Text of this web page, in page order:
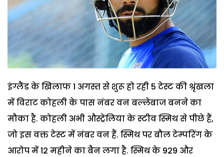
इंग्लैंड के खिलाफ 1 अगस्त से शुरू हो रही 5 टेस्ट की श्रृंखला
में विराट कोहली के पास नंबर वन बल्लेबाज बनने का
मौका है. कोहली अभी औस्ट्रेलिया के स्टीव स्मिथ से पीछे हैं,
जो इस वक्त टेस्ट में नंबर वन हैं. स्मिथ पर बौल टेम्परिंग के
आरोप में 12 महीने का बैन लगा है. स्मिथ के 929 और